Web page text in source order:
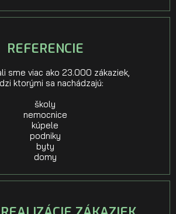
REFERENCIE
sme viac ako 23.000 zákaziek,
ktorými sa nachádzajú:
školy
nemocnice
kúpele
podniky
byty
domy